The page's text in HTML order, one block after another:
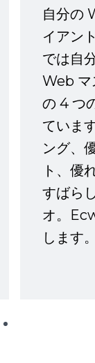
自分の
イアン
では自
Web マ
の 4 つ
ていま
ング、
ト、優
すばら
オ。
します